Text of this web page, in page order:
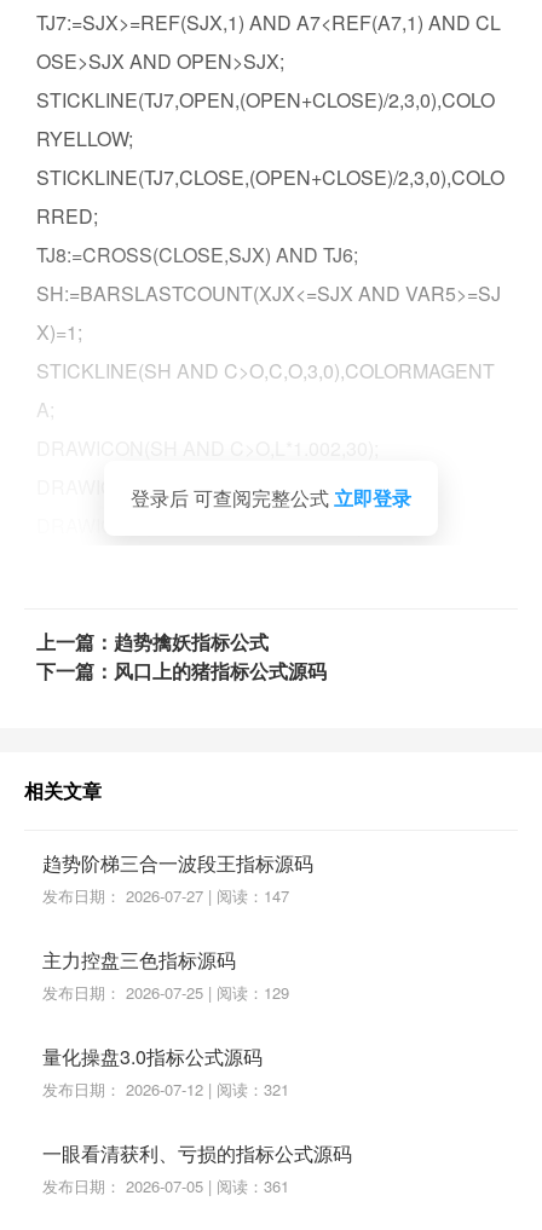
TJ7:=SJX>=REF(SJX,1) AND A7<REF(A7,1) AND CL
OSE>SJX AND OPEN>SJX;
STICKLINE(TJ7,OPEN,(OPEN+CLOSE)/2,3,0),COLO
RYELLOW;
STICKLINE(TJ7,CLOSE,(OPEN+CLOSE)/2,3,0),COLO
RRED;
TJ8:=CROSS(CLOSE,SJX) AND TJ6;
SH:=BARSLASTCOUNT(XJX<=SJX AND VAR5>=SJ
X)=1;
STICKLINE(SH AND C>O,C,O,3,0),COLORMAGENT
A;
DRAWICON(SH AND C>O,L*0.98,29);
登录后 可查阅完整公式立即登录
上一篇：趋势擒妖指标公式
下一篇：风口上的猪指标公式源码
相关文章
趋势阶梯三合一波段王指标源码
发布日期： 2026-07-27 | 阅读：147
主力控盘三色指标源码
发布日期： 2026-07-25 | 阅读：129
量化操盘3.0指标公式源码
发布日期： 2026-07-12 | 阅读：321
一眼看清获利、亏损的指标公式源码
发布日期： 2026-07-05 | 阅读：361